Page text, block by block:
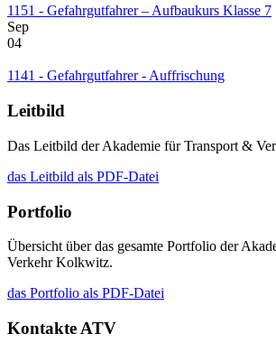
1151 - Gefahrgutfahrer – Aufbaukurs Klasse 7
Sep
04
1141 - Gefahrgutfahrer - Auffrischung
Leitbild
Das Leitbild der Akademie für Transport &
das Leitbild als PDF-Datei
Portfolio
Übersicht über das gesamte Portfolio der
Verkehr Kolkwitz.
das Portfolio als PDF-Datei
Kontakte ATV